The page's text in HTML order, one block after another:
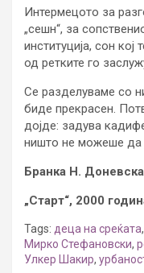
Интермецото за
„сешн“, за
институција, сон
од ретките го
Се разделуваме со
биде прекрасен.
дојде: задува
ништо не можеше да
Бранка Н. Доневска
„Старт“, 2000
Tags: деца на среќата,
Мирко Стефановски,
Улкер Шакир,